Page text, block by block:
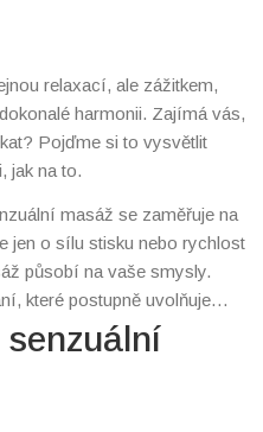
relaxací, ale zážitkem,
harmonii. Zajímá vás,
Pojďme si to vysvětlit
jak na to.
masáž se zaměřuje na
jen o sílu stisku nebo rychlost
působí na vaše smysly.
které postupně uvolňuje
pocitům.